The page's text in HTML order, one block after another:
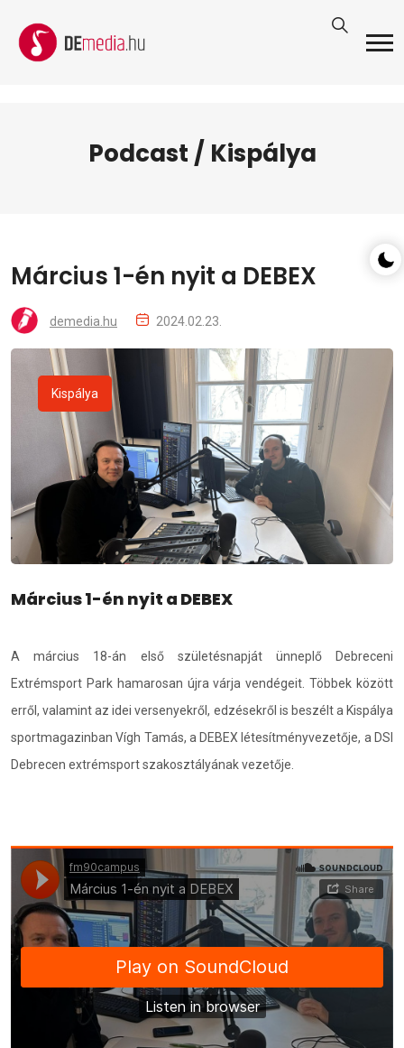
Podcast / Kispálya
Március 1-én nyit a DEBEX
demedia.hu 2024.02.23.
Kispálya
Március 1-én nyit a DEBEX
A március 18-án első születésnapját ünneplő Debreceni
Extrémsport Park hamarosan újra várja vendégeit. Többek között
erről, valamint az idei versenyekről, edzésekről is beszélt a Kispálya
sportmagazinban Vígh Tamás, a DEBEX létesítményvezetője, a DSI
Debrecen extrémsport szakosztályának vezetője.